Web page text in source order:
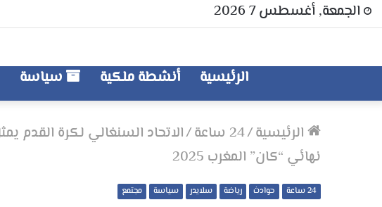
الجمعة, أغسطس 7 2026
الرئيسية
أنشطة ملكية سياسة
الرئيسية/24 ساعة /الاتحاد السنغالي لكرة القدم
نهائي “كان” المغرب 2025
24 ساعة حوادث رياضة سلايدر سياسة مجتمع